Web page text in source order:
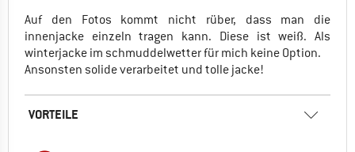
Auf den Fotos kommt nicht rüber, dass man die
innenjacke einzeln tragen kann. Diese ist weiß. Als
winterjacke im schmuddelwetter für mich keine Option.
Ansonsten solide verarbeitet und tolle jacke!
VORTEILE